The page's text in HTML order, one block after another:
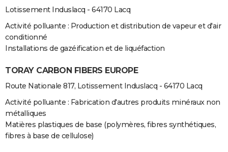
Lotissement Induslacq - 64170 Lacq
Activité polluante : Production et distribution de vapeur et d'air
conditionné
Installations de gazéification et de liquéfaction
TORAY CARBON FIBERS EUROPE
Route Nationale 817, Lotissement Induslacq - 64170 Lacq
Activité polluante : Fabrication d'autres produits minéraux non
métalliques
Matières plastiques de base (polymères, fibres synthétiques,
fibres à base de cellulose)